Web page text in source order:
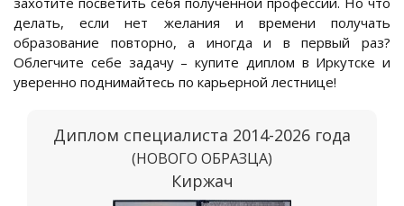
делать, если нет желания и времени получать
образование повторно, а иногда и в первый раз?
Облегчите себе задачу – купите диплом в Иркутске и
уверенно поднимайтесь по карьерной лестнице!
Диплом специалиста 2014-2026 года
(НОВОГО ОБРАЗЦА)
Киржач